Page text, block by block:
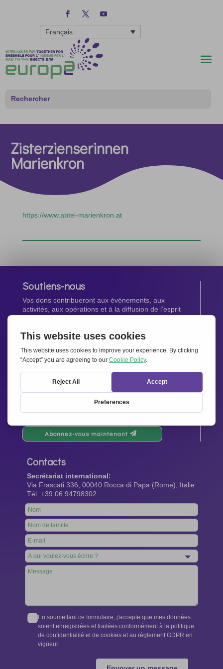
Français
Zisterzienserinnen
Marienkron
https://www.abtei-marienkron.at
Soutiens-nous
Vos dons contribueront aux événements, aux
activités, aux opérations et à la diffusion de l’esprit
Newsletter
Abonnez-vous maintenant
Contacts
Secrétariat international:
Via Frascati 336, 00040 Rocca di Papa (Rome), Italie
Tél. +39 06 94798302
Leave
this
field
blank
En soumettant ce formulaire, j'accepte que mes données
soient enregistrées et traitées conformément à la politique
de confidentialité et de cookies et au règlement GDPR en
vigueur.